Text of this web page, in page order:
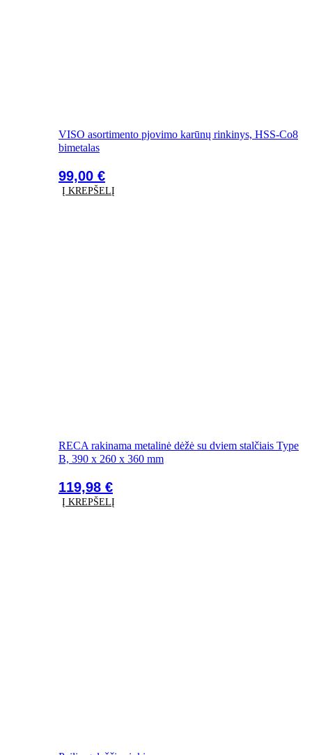
VISO asortimento pjovimo karūnų rinkinys, HSS-Co8
bimetalas
99,00 €
Į KREPŠELĮ
RECA rakinama metalinė dėžė su dviem stalčiais Type
B, 390 x 260 x 360 mm
119,98 €
Į KREPŠELĮ